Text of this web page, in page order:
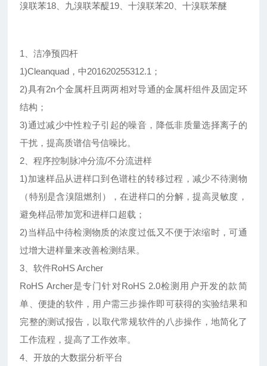
溴联苯18、九溴联苯醍19、十溴联苯20、十溴联苯醚
1、洁净预四杆
1)Cleanquad，中201620255312.1；
2)具有2n个金属杆且两两相对导通的金属杆组件及固定环
结构；
3)通过减少中性粒子引起的噪音，降低非质量选择离子的
干扰，提高质谱信号信噪比。
2、程序控制脉冲分流/不分流进样
1)加速样品从进样口到色谱柱的转移过程，减少不待测物
（特别是含溴阻燃剂），在进样口的分解，提高灵敏度，
避免样品带加宽和进样口超载；
2)当样品中待检测物质的浓度过低又不便于浓缩时，可通
过增大进样量来改善检测结果。
3、软件RoHS Archer
RoHS Archer是专门针对RoHS 2.0检测用户开发的款简
单、便捷的软件，用户需三步操作即可获得的实验结果和
完整的测试报告，以取代常规软件的八步操作，地简化了
工作流程，提高了工作效率。
4、开放的大数据分析平台